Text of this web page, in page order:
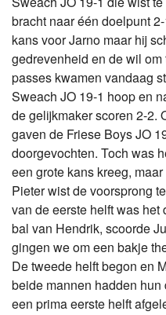
bracht naar één doelpunt
kans voor Jarno maar hij
gedrevenheid en de wil
passes kwamen vandaag
Sweach JO 19-1 hoop en
de gelijkmaker scoren 2-2.
gaven de Friese Boys JO
doorgevochten. Toch was
een grote kans kreeg,
Pieter wist de voorsprong
van de eerste helft was
bal van Hendrik, scoorde
gingen we om een bakje
De tweede helft begon en
beide mannen hadden
een prima eerste helft